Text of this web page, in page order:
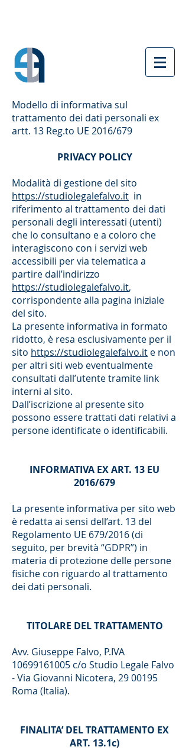
Modello di informativa sul
trattamento dei dati personali ex
artt. 13 Reg.to UE 2016/679
PRIVACY POLICY
Modalità di gestione del sito
https://studiolegalefalvo.it in
riferimento al trattamento dei dati
personali degli interessati (utenti)
che lo consultano e a coloro che
interagiscono con i servizi web
accessibili per via telematica a
partire dall’indirizzo
https://studiolegalefalvo.it,
corrispondente alla pagina iniziale
del sito.
La presente informativa in formato
ridotto, è resa esclusivamente per il
sito https://studiolegalefalvo.it e non
per altri siti web eventualmente
consultati dall’utente tramite link
interni al sito.
Dall’iscrizione al presente sito
possono essere trattati dati relativi a
persone identificate o identificabili.
INFORMATIVA EX ART. 13 EU
2016/679
La presente informativa per sito web
è redatta ai sensi dell’art. 13 del
Regolamento UE 679/2016 (di
seguito, per brevità “GDPR”) in
materia di protezione delle persone
fisiche con riguardo al trattamento
dei dati personali.
TITOLARE DEL TRATTAMENTO
Avv. Giuseppe Falvo, P.IVA
10699161005 c/o Studio Legale Falvo
- Via Giovanni Nicotera, 29 00195
Roma (Italia).
FINALITA’ DEL TRATTAMENTO EX
ART. 13.1c)